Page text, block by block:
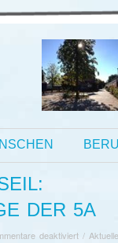
DER 5A
deaktiviertfür/